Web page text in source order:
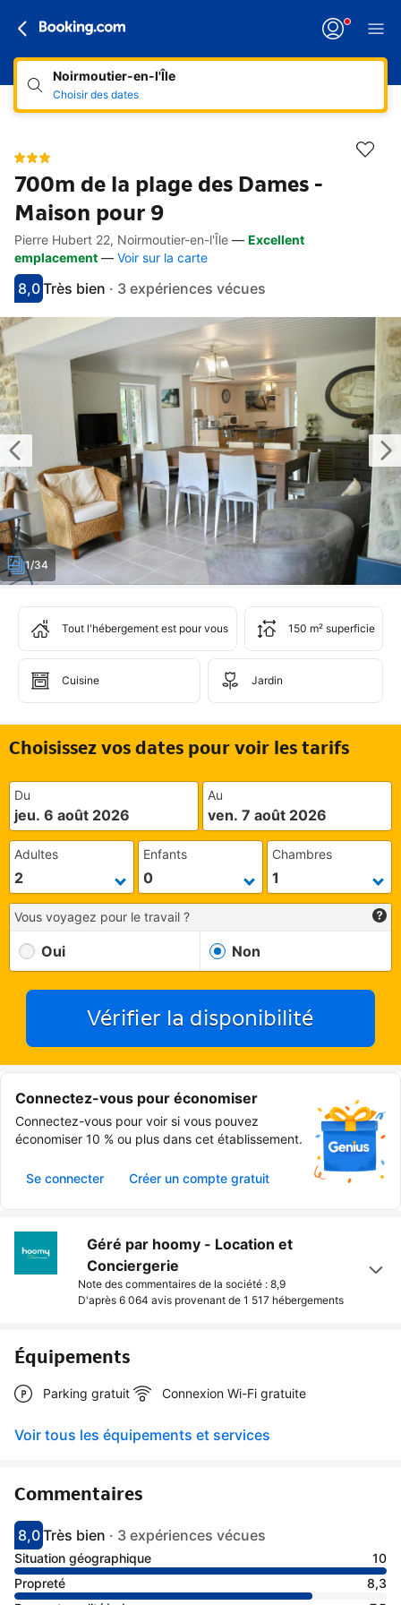
Noirmoutier-en-l'Île
Choisir des dates
700m de la plage des Dames -
Maison pour 9
Accès rapides
Aller à la description
Aller aux équipements
Aller aux hébergements
Aller aux conditions
Pierre Hubert 22, Noirmoutier-en-l'Île — Excellent
emplacement — Voir sur la carte
Avec une note de 8
8,0
très bienTrès bien · 3 expériences vécues
1/34
Tout l'hébergement est pour vous 150 m² superficie
Cuisine Jardin
Choisissez vos dates pour voir les tarifs
Du
jeu. 6 août 2026
Au
ven. 7 août 2026
Adultes Enfants Chambres
Vous voyagez pour le travail ?
Oui Non
Vérifier la disponibilité
Connectez-vous pour économiser
Connectez-vous pour voir si vous pouvez
économiser 10 % ou plus dans cet établissement.
Se connecter Créer un compte gratuit
Géré par hoomy - Location et
Conciergerie
Note des commentaires de la société : 8,9
D'après 6 064 avis provenant de 1 517 hébergements
Équipements
Parking gratuit Connexion Wi-Fi gratuite
Voir tous les équipements et services
Commentaires
Avec une note de 8
8,0
très bienTrès bien · 3 expériences vécues
Situation géographique
10
Propreté
8,3